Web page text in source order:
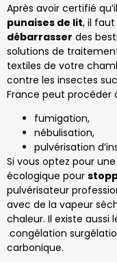
Après avoir certifié
punaises de lit, il
débarrasser des
solutions de
textiles de votre
contre les insectes
France peut procéder
fumigation,
nébulisation,
pulvérisation
Si vous optez pour
écologique pour
pulvérisateur
avec de la vapeur
chaleur. Il existe aussi
congélation
carbonique.